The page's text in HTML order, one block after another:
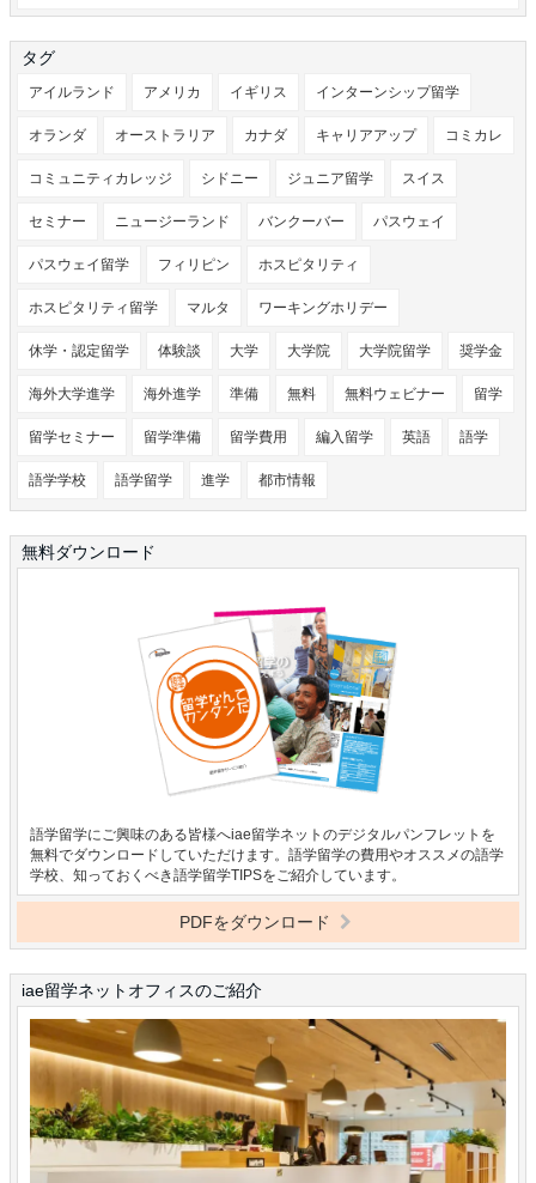
タグ
アイルランド アメリカ イギリス インターンシップ留学
オランダ オーストラリア カナダ キャリアアップ コミカレ
コミュニティカレッジ シドニー ジュニア留学 スイス
セミナー ニュージーランド バンクーバー パスウェイ
パスウェイ留学 フィリピン ホスピタリティ
ホスピタリティ留学 マルタ ワーキングホリデー
休学・認定留学 体験談 大学 大学院 大学院留学 奨学金
海外大学進学 海外進学 準備 無料 無料ウェビナー 留学
留学セミナー 留学準備 留学費用 編入留学 英語 語学
語学学校 語学留学 進学 都市情報
無料ダウンロード
語学留学にご興味のある皆様へiae留学ネットのデジタルパンフレットを
無料でダウンロードしていただけます。語学留学の費用やオススメの語学
学校、知っておくべき語学留学TIPSをご紹介しています。
PDFをダウンロード
iae留学ネットオフィスのご紹介